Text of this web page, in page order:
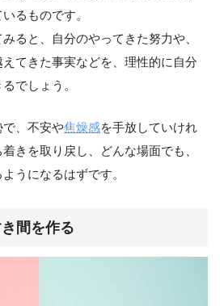
るものです。
ると、自分のやってきた努力や、
てきた事実などを、理性的に自分
でしょう。
で、不安や焦燥感を手放していけれ
きを取り戻し、どんな場面でも、
うになるはずです。
間を作る